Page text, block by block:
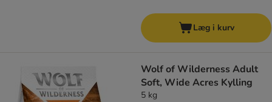
Læg i kurv
Wolf of Wilderness Adult
Soft, Wide Acres Kylling
5 kg